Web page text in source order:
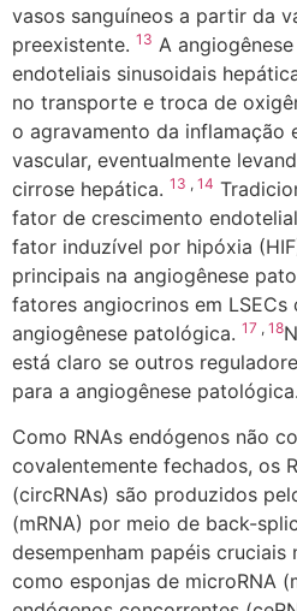
vasos sanguíneos a partir da
preexistente. 13 A
endoteliais sinusoidais
no transporte e troca de
o agravamento da inflamação
vascular, eventualmente
cirrose hepática. 13 , 14
fator de crescimento
fator induzível por hipóxia
principais na angiogênese
fatores angiocrinos em LSECs
angiogênese patológica. 17 , 18
está claro se outros
para a angiogênese patológica.
Como RNAs endógenos não
covalentemente fechados, os
(circRNAs) são produzidos
(mRNA) por meio de back-
desempenham papéis cruciais
como esponjas de microRNA